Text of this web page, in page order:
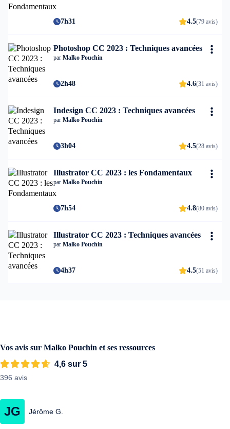
7h31 4.5(79 avis)
Photoshop CC 2023 : Techniques avancées
par Malko Pouchin
2h48 4.6(31 avis)
Indesign CC 2023 : Techniques avancées
par Malko Pouchin
3h04 4.5(28 avis)
Illustrator CC 2023 : les Fondamentaux
par Malko Pouchin
7h54 4.8(80 avis)
Illustrator CC 2023 : Techniques avancées
par Malko Pouchin
4h37 4.5(51 avis)
Vos avis sur Malko Pouchin et ses ressources
4,6 sur 5
396 avis
JG Jérôme G.